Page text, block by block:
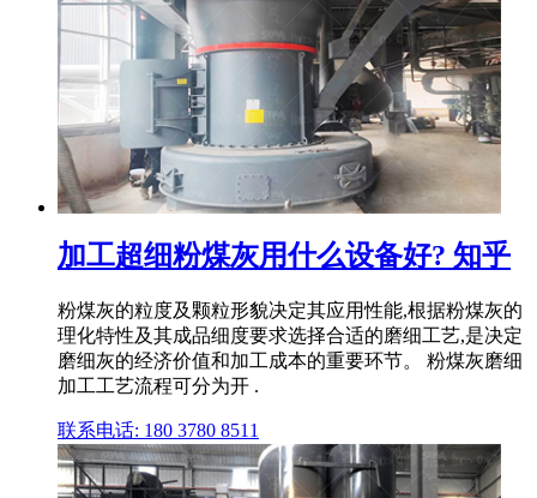
加工超细粉煤灰用什么设备好? 知乎
粉煤灰的粒度及颗粒形貌决定其应用性能,根据粉煤灰的
理化特性及其成品细度要求选择合适的磨细工艺,是决定
磨细灰的经济价值和加工成本的重要环节。 粉煤灰磨细
加工工艺流程可分为开 .
联系电话: 180 3780 8511